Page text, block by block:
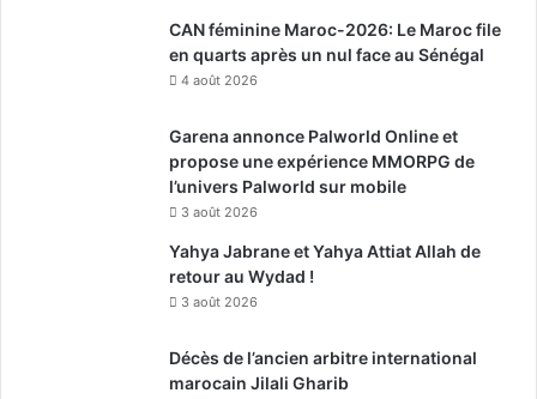
CAN féminine Maroc-2026: Le Maroc file
en quarts après un nul face au Sénégal
4 août 2026
Garena annonce Palworld Online et
propose une expérience MMORPG de
l’univers Palworld sur mobile
3 août 2026
Yahya Jabrane et Yahya Attiat Allah de
retour au Wydad !
3 août 2026
Décès de l’ancien arbitre international
marocain Jilali Gharib